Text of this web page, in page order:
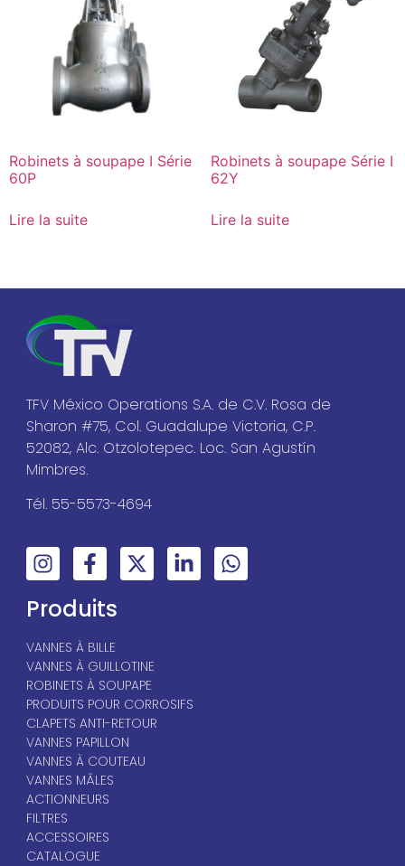
Robinets à soupape I Série
60P
Lire la suite
Robinets à soupape Série I
62Y
Lire la suite
TFV México Operations S.A. de C.V. Rosa de
Sharon #75, Col. Guadalupe Victoria, C.P.
52082, Alc. Otzolotepec. Loc. San Agustín
Mimbres.
Tél. 55-5573-4694
Produits
VANNES À BILLE
VANNES À GUILLOTINE
ROBINETS À SOUPAPE
PRODUITS POUR CORROSIFS
CLAPETS ANTI-RETOUR
VANNES PAPILLON
VANNES À COUTEAU
VANNES MÂLES
ACTIONNEURS
FILTRES
ACCESSOIRES
CATALOGUE